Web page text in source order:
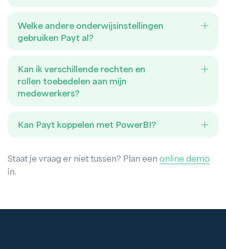
Welke andere onderwijsinstellingen
gebruiken Payt al?
Kan ik verschillende rechten en
rollen toebedelen aan mijn
medewerkers?
Kan Payt koppelen met PowerBI?
Staat je vraag er niet tussen? Plan een online demo
in.